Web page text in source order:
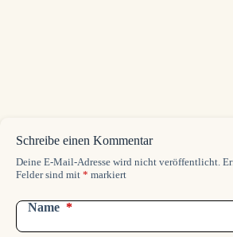
Schreibe einen Kommentar
Deine E-Mail-Adresse wird nicht veröffentlicht.
Felder sind mit * markiert
Name *